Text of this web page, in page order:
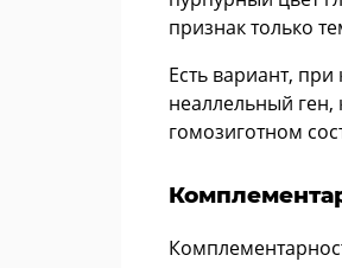
признак только
Есть вариант,
неаллельный ген,
гомозиготном